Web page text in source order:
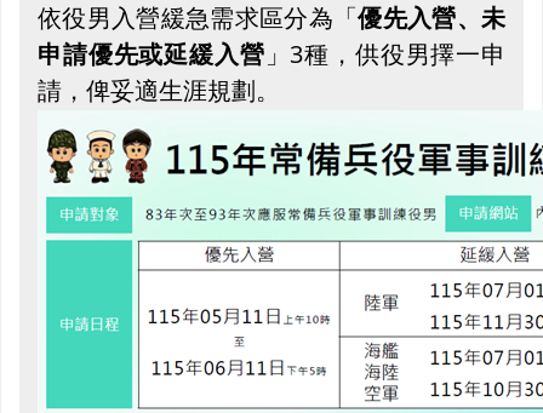
依役男入營緩急需求區分為「優先入營、未
申請優先或延緩入營 」3種，供役男擇一申
請，俾妥適生涯規劃。